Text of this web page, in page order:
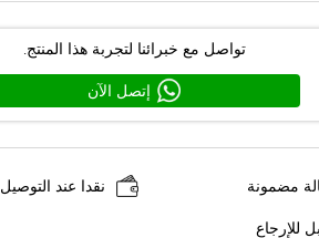
تواصل مع خبرائنا لتجربة هذا المنتج.
إتصل الآن
مضمونة نقدا عند التوصيل
للإرجاع